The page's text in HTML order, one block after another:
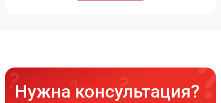
Нужна консультация?